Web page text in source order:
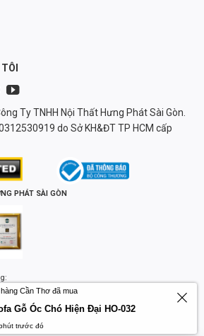
Ty TNHH Nội Thất Hưng Phát Sài Gòn.
do Sở KH&ĐT TP HCM cấp
PHÁT SÀI GÒN
Cần Thơ đã mua
Gỗ Óc Chó Hiện Đại HO-032